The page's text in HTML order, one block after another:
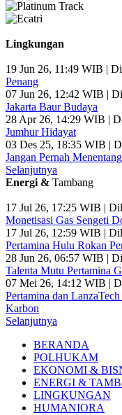
Lingkungan
19 Jun 26, 11:49 WIB |
Penang
07 Jun 26, 12:42 WIB |
Jakarta Baur Budaya
28 Apr 26, 14:29 WIB |
Jumhur Hidayat
03 Des 25, 18:35 WIB |
Jangan Pernah
Selanjutnya
Energi & Tambang
17 Jul 26, 17:25 WIB |
Monetisasi Gas Sengeti
17 Jul 26, 12:59 WIB |
Pertamina Hulu Rokan
28 Jun 26, 06:57 WIB |
Talenta Mutu Pertamina
07 Mei 26, 14:12 WIB |
Pertamina dan
Karbon
Selanjutnya
BERANDA
POLHUKAM
EKONOMI &
ENERGI &
LINGKUNGAN
HUMANIORA